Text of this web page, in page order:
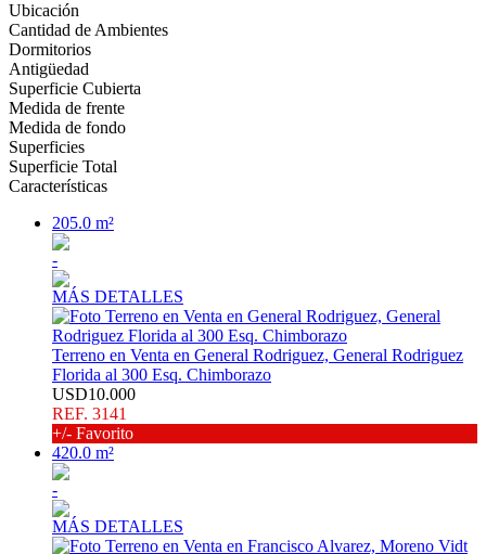
Ubicación
Cantidad de Ambientes
Dormitorios
Antigüedad
Superficie Cubierta
Medida de frente
Medida de fondo
Superficies
Superficie Total
Características
205.0 m²
-
MÁS DETALLES
Terreno en Venta en General Rodriguez, General Rodriguez
Florida al 300 Esq. Chimborazo
USD10.000
REF. 3141
+/- Favorito
420.0 m²
-
MÁS DETALLES